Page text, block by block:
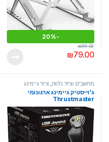
-
20%
₪79.00
₪99.00
מחשבים וציוד נלווה ,ציוד גיימינג
ג’וייסטיק גיימינג ארגונומי
Thrustmaster